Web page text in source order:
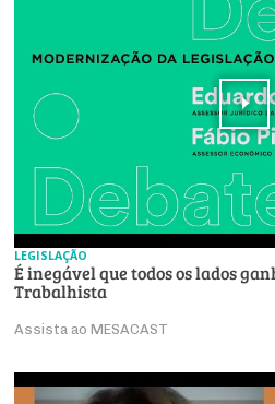
LEGISLAÇÃO
É inegável que todos os lados
Trabalhista
Assista ao MESACAST